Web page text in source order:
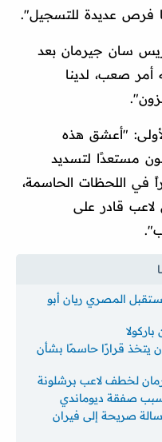
لنا فرص عديدة للتسجيل".
سان جيرمان بعد
أمر صعب، لدينا
"أعشق هذه
مستعدًا لتسديد
في اللحظات الحاسمة،
قادر على
المصري ريان أبو
يتخذ قرارًا حاسمًا بشأن
لخطف لاعب برشلونة
صفقة ديوماندي
صريحة إلى فيران